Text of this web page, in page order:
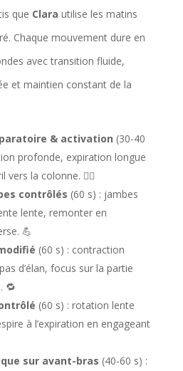
que Clara utilise les matins
Chaque mouvement dure en
avec transition fluide,
et maintien constant de la
& activation (30-40
profonde, expiration longue
vers la colonne. 🧘‍♀️
contrôlés (60 s) : jambes
lente, remonter en
💪
(60 s) : contraction
d’élan, focus sur la partie
🔁
(60 s) : rotation lente
à l’expiration en engageant
sur avant-bras (40-60 s) :